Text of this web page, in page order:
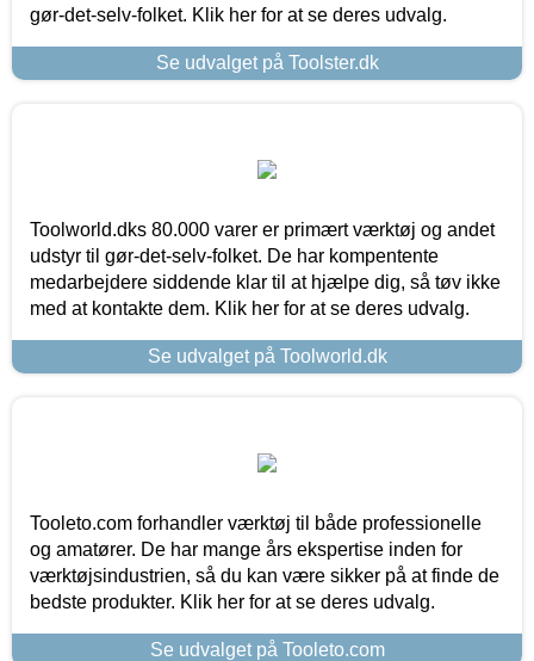
gør-det-selv-folket. Klik her for at se deres udvalg.
Se udvalget på Toolster.dk
Toolworld.dks 80.000 varer er primært værktøj og andet
udstyr til gør-det-selv-folket. De har kompentente
medarbejdere siddende klar til at hjælpe dig, så tøv ikke
med at kontakte dem. Klik her for at se deres udvalg.
Se udvalget på Toolworld.dk
Tooleto.com forhandler værktøj til både professionelle
og amatører. De har mange års ekspertise inden for
værktøjsindustrien, så du kan være sikker på at finde de
bedste produkter. Klik her for at se deres udvalg.
Se udvalget på Tooleto.com